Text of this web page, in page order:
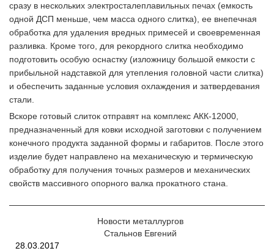
сразу в нескольких электросталеплавильных печах (емкость
одной ДСП меньше, чем масса одного слитка), ее внепечная
обработка для удаления вредных примесей и своевременная
разливка. Кроме того, для рекордного слитка необходимо
подготовить особую оснастку (изложницу большой емкости с
прибыльной надставкой для утепления головной части слитка)
и обеспечить заданные условия охлаждения и затвердевания
стали.
Вскоре готовый слиток отправят на комплекс АКК-12000,
предназначенный для ковки исходной заготовки с получением
конечного продукта заданной формы и габаритов. После этого
изделие будет направлено на механическую и термическую
обработку для получения точных размеров и механических
свойств массивного опорного валка прокатного стана.
Новости металлургов
Стальнов Евгений
28.03.2017